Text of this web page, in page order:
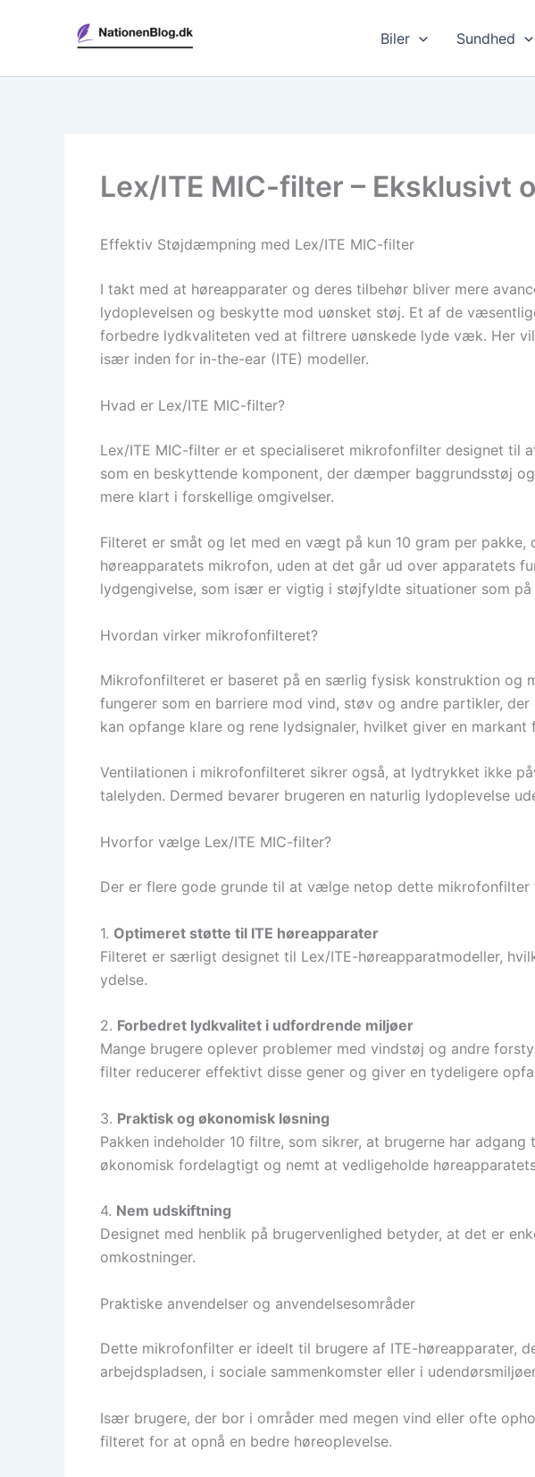
Biler Sundhed
Lex/ITE MIC-filter – Eksklusivt
Effektiv Støjdæmpning med Lex/ITE MIC-filter
I takt med at høreapparater og deres tilbehør bliver mere
lydoplevelsen og beskytte mod uønsket støj. Et af de
forbedre lydkvaliteten ved at filtrere uønskede lyde væk. Her
især inden for in-the-ear (ITE) modeller.
Hvad er Lex/ITE MIC-filter?
Lex/ITE MIC-filter er et specialiseret mikrofonfilter designet til
som en beskyttende komponent, der dæmper baggrundsstøj
mere klart i forskellige omgivelser.
Filteret er småt og let med en vægt på kun 10 gram per
høreapparatets mikrofon, uden at det går ud over apparatets
lydgengivelse, som især er vigtig i støjfyldte situationer som
Hvordan virker mikrofonfilteret?
Mikrofonfilteret er baseret på en særlig fysisk konstruktion og
fungerer som en barriere mod vind, støv og andre partikler,
kan opfange klare og rene lydsignaler, hvilket giver en
Ventilationen i mikrofonfilteret sikrer også, at lydtrykket ikke
talelyden. Dermed bevarer brugeren en naturlig lydoplevelse
Hvorfor vælge Lex/ITE MIC-filter?
Der er flere gode grunde til at vælge netop dette mikrofonfilter
1. Optimeret støtte til ITE høreapparater
Filteret er særligt designet til Lex/ITE-høreapparatmodeller,
ydelse.
2. Forbedret lydkvalitet i udfordrende miljøer
Mange brugere oplever problemer med vindstøj og andre
filter reducerer effektivt disse gener og giver en tydeligere
3. Praktisk og økonomisk løsning
Pakken indeholder 10 filtre, som sikrer, at brugerne har
økonomisk fordelagtigt og nemt at vedligeholde
4. Nem udskiftning
Designet med henblik på brugervenlighed betyder, at det er
omkostninger.
Praktiske anvendelser og anvendelsesområder
Dette mikrofonfilter er ideelt til brugere af ITE-høreapparater,
arbejdspladsen, i sociale sammenkomster eller i
Især brugere, der bor i områder med megen vind eller ofte
filteret for at opnå en bedre høreoplevelse.